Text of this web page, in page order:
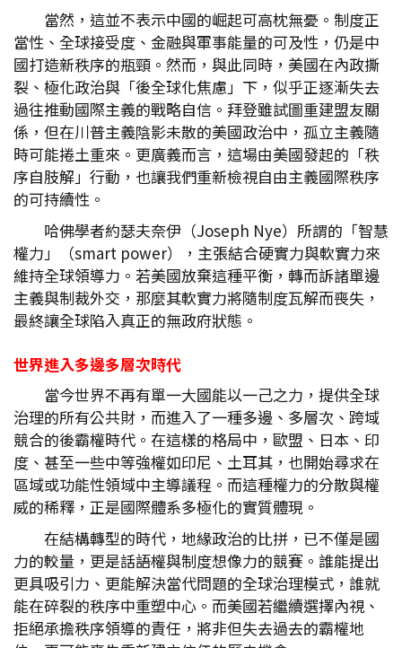
當然，這並不表示中國的崛起可高枕無憂。制度正
當性、全球接受度、金融與軍事能量的可及性，仍是中
國打造新秩序的瓶頸。然而，與此同時，美國在內政撕
裂、極化政治與「後全球化焦慮」下，似乎正逐漸失去
過往推動國際主義的戰略自信。拜登雖試圖重建盟友關
係，但在川普主義陰影未散的美國政治中，孤立主義隨
時可能捲土重來。更廣義而言，這場由美國發起的「秩
序自肢解」行動，也讓我們重新檢視自由主義國際秩序
的可持續性。
哈佛學者約瑟夫奈伊（Joseph Nye）所謂的「智慧
權力」（smart power），主張結合硬實力與軟實力來
維持全球領導力。若美國放棄這種平衡，轉而訴諸單邊
主義與制裁外交，那麼其軟實力將隨制度瓦解而喪失，
最終讓全球陷入真正的無政府狀態。
世界進入多邊多層次時代
當今世界不再有單一大國能以一己之力，提供全球
治理的所有公共財，而進入了一種多邊、多層次、跨域
競合的後霸權時代。在這樣的格局中，歐盟、日本、印
度、甚至一些中等強權如印尼、土耳其，也開始尋求在
區域或功能性領域中主導議程。而這種權力的分散與權
威的稀釋，正是國際體系多極化的實質體現。
在結構轉型的時代，地緣政治的比拼，已不僅是國
力的較量，更是話語權與制度想像力的競賽。誰能提出
更具吸引力、更能解決當代問題的全球治理模式，誰就
能在碎裂的秩序中重塑中心。而美國若繼續選擇內視、
拒絕承擔秩序領導的責任，將非但失去過去的霸權地